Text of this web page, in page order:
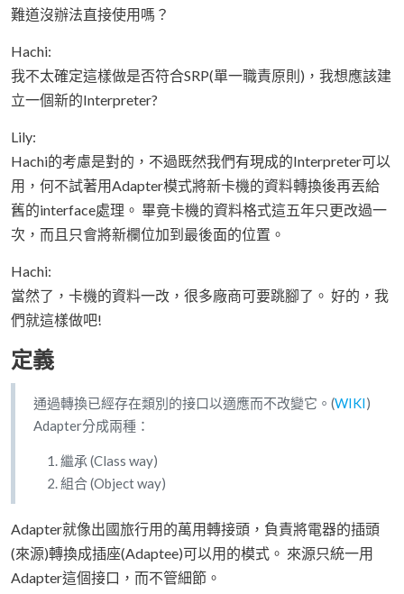
難道沒辦法直接使用嗎？
Hachi:
我不太確定這樣做是否符合SRP(單一職責原則)，我想應該建
立一個新的Interpreter?
Lily:
Hachi的考慮是對的，不過既然我們有現成的Interpreter可以
用，何不試著用Adapter模式將新卡機的資料轉換後再丟給
舊的interface處理。 畢竟卡機的資料格式這五年只更改過一
次，而且只會將新欄位加到最後面的位置。
Hachi:
當然了，卡機的資料一改，很多廠商可要跳腳了。 好的，我
們就這樣做吧!
定義
通過轉換已經存在類別的接口以適應而不改變它。(WIKI)
Adapter分成兩種：
繼承 (Class way)
組合 (Object way)
Adapter就像出國旅行用的萬用轉接頭，負責將電器的插頭
(來源)轉換成插座(Adaptee)可以用的模式。 來源只統一用
Adapter這個接口，而不管細節。